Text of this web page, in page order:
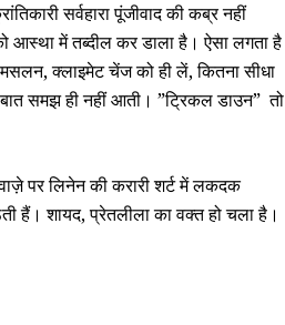
सर्वहारा पूंजीवाद की कब्र नहीं
आस्‍था में तब्‍दील कर डाला है। ऐसा लगता है
क्‍लाइमेट चेंज को ही लें, कितना सीधा
बात समझ ही नहीं आती। ”ट्रिकल डाउन” तो
पर लिनेन की करारी शर्ट में लकदक
हैं। शायद, प्रेतलीला का वक्‍त हो चला है।